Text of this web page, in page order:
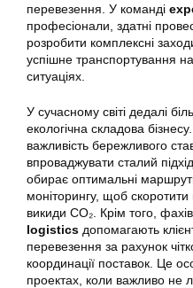
перевезення. У команді
професіонали, здатні
розробити комплексні
успішне транспортування
ситуаціях.
У сучасному світі дедалі
екологічна складова бізнесу.
важливість бережливого
впроваджувати сталий
обирає оптимальні
моніторингу, щоб
викиди CO₂. Крім того,
logistics допомагають
перевезення за рахунок
координації поставок. Це
проектах, коли важливо не